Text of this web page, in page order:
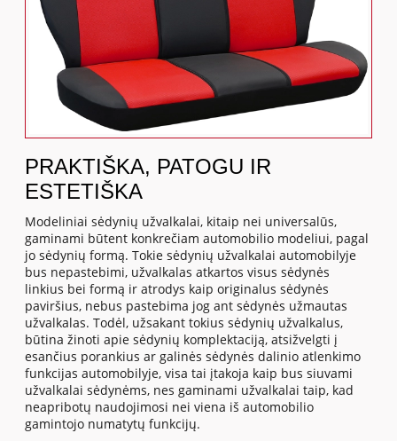
PRAKTIŠKA, PATOGU IR
ESTETIŠKA
Modeliniai sėdynių užvalkalai, kitaip nei universalūs,
gaminami būtent konkrečiam automobilio modeliui, pagal
jo sėdynių formą. Tokie sėdynių užvalkalai automobilyje
bus nepastebimi, užvalkalas atkartos visus sėdynės
linkius bei formą ir atrodys kaip originalus sėdynės
paviršius, nebus pastebima jog ant sėdynės užmautas
užvalkalas. Todėl, užsakant tokius sėdynių užvalkalus,
būtina žinoti apie sėdynių komplektaciją, atsižvelgti į
esančius porankius ar galinės sėdynės dalinio atlenkimo
funkcijas automobilyje, visa tai įtakoja kaip bus siuvami
užvalkalai sėdynėms, nes gaminami užvalkalai taip, kad
neapribotų naudojimosi nei viena iš automobilio
gamintojo numatytų funkcijų.